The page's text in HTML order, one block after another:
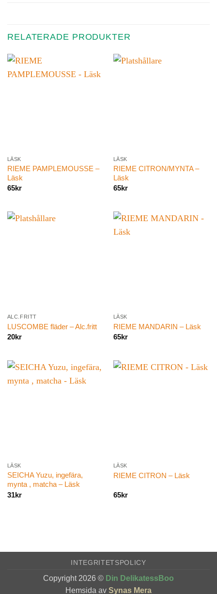
RELATERADE PRODUKTER
LÄSK
RIEME PAMPLEMOUSSE –
Läsk
65kr
LÄSK
RIEME CITRON/MYNTA –
Läsk
65kr
ALC.FRITT
LUSCOMBE fläder – Alc.fritt
20kr
LÄSK
RIEME MANDARIN – Läsk
65kr
LÄSK
SEICHA Yuzu, ingefära,
mynta , matcha – Läsk
31kr
LÄSK
RIEME CITRON – Läsk
65kr
INTEGRITETSPOLICY
Copyright 2026 © Din DelikatessBoo
Hemsida av Synas Mera